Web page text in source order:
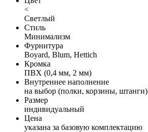
<
Светлый
Стиль
Минимализм
Фурнитура
Boyard, Blum, Hettich
Кромка
ПВХ (0,4 мм, 2 мм)
Внутреннее наполнение
на выбор (полки, корзины, штанги)
Размер
индивидуальный
Цена
указана за базовую комплектацию